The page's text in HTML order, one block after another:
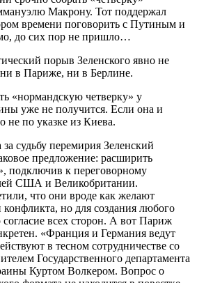
Макрону. Тот поддержал
времени поговорить с Путиным и
до сих пор не пришло…
порыв Зеленского явно не
в Париже, ни в Берлине.
«нормандскую четверку» у
уже не получится. Если она и
не по указке из Киева.
судьбу перемирия Зеленский
предложение: расширить
подключив к переговорному
США и Великобритании.
что они вроде как желают
конфликта, но для создания любого
всех сторон. А вот Париж
«Франция и Германия ведут
в тесном сотрудничестве со
Государственного департамента
Куртом Волкером. Вопрос о